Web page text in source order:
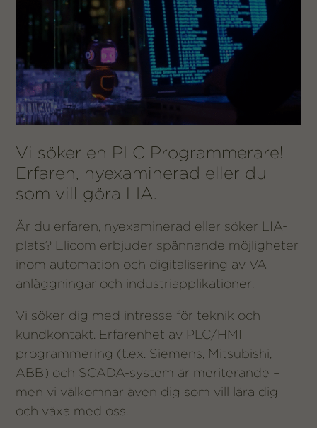
Vi söker en PLC Programmerare!
Erfaren, nyexaminerad eller du
som vill göra LIA.
Är du erfaren, nyexaminerad eller söker LIA-
plats? Elicom erbjuder spännande möjligheter
inom automation och digitalisering av VA-
anläggningar och industriapplikationer.
Vi söker dig med intresse för teknik och
kundkontakt. Erfarenhet av PLC/HMI-
programmering (t.ex. Siemens, Mitsubishi,
ABB) och SCADA-system är meriterande –
men vi välkomnar även dig som vill lära dig
och växa med oss.